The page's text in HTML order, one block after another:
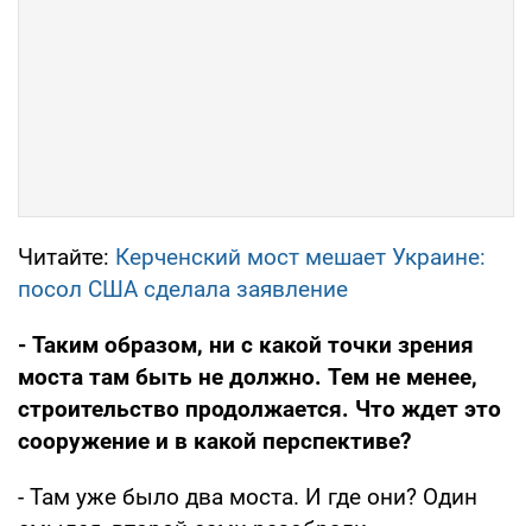
Читайте: Керченский мост мешает Украине:
посол США сделала заявление
- Таким образом, ни с какой точки зрения
моста там быть не должно. Тем не менее,
строительство продолжается. Что ждет это
сооружение и в какой перспективе?
- Там уже было два моста. И где они? Один